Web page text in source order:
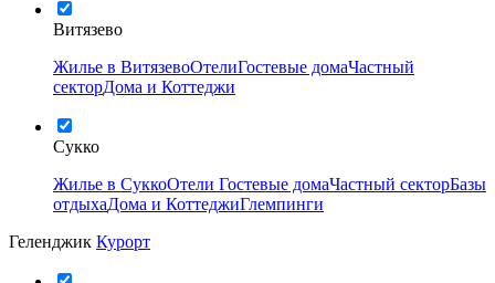
Витязево
Жилье в ВитязевоОтелиГостевые домаЧастный
секторДома и Коттеджи
Сукко
Жилье в СуккоОтели Гостевые домаЧастный секторБазы
отдыхаДома и КоттеджиГлемпинги
Геленджик Курорт